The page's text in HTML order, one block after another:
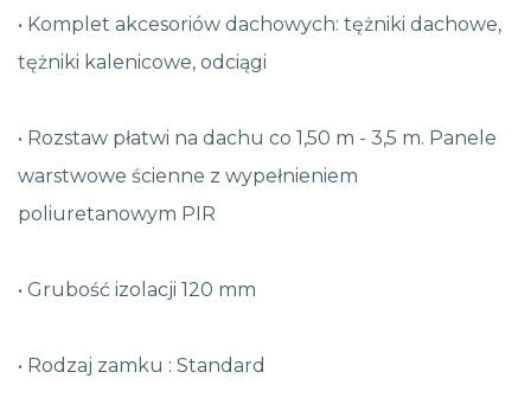
• Komplet akcesoriów dachowych: tężniki dachowe,
tężniki kalenicowe, odciągi
• Rozstaw płatwi na dachu co 1,50 m - 3,5 m. Panele
warstwowe ścienne z wypełnieniem
poliuretanowym PIR
• Grubość izolacji 120 mm
• Rodzaj zamku : Standard